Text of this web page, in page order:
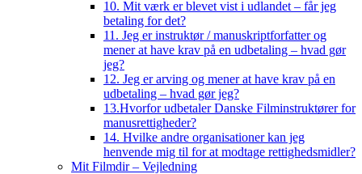
10. Mit værk er blevet vist i udlandet – får jeg
betaling for det?
11. Jeg er instruktør / manuskriptforfatter og
mener at have krav på en udbetaling – hvad gør
jeg?
12. Jeg er arving og mener at have krav på en
udbetaling – hvad gør jeg?
13.Hvorfor udbetaler Danske Filminstruktører for
manusrettigheder?
14. Hvilke andre organisationer kan jeg
henvende mig til for at modtage rettighedsmidler?
Mit Filmdir – Vejledning